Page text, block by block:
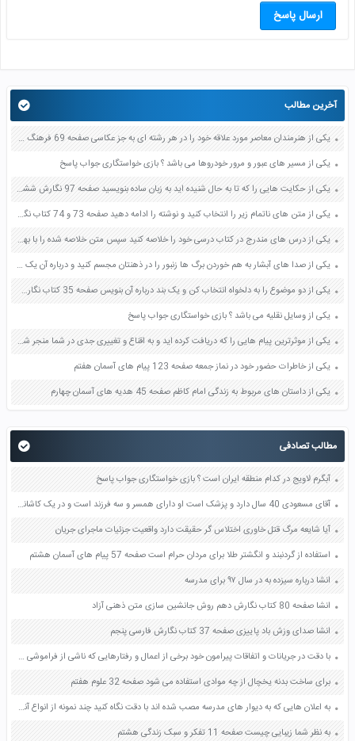
ارسال پاسخ
آخرین مطالب
یکی از هنرمندان معاصر مورد علاقه خود را در هر رشته ای به جز عکاسی صفحه 69 فرهنگ و هنر نهم
یکی از مسیر های عبور و مرور خودروها می باشد ؟ بازی خواستگاری جواب پاسخ
یکی از حکایت هایی را که تا به حال شنیده اید به زبان ساده بنویسید صفحه 97 نگارش ششم دبستان
یکی از متن های ناتمام زیر را انتخاب کنید و نوشته را ادامه دهید صفحه 73 و 74 کتاب نگارش فارسی پنجم دبستان
یکی از درس های مندرج در کتاب درسی خود را خلاصه کنید سپس متن خلاصه شده را با بهره گیری از روش های دسته بندی نمودار جدول نقشه مفهومی نشان دهید صفحه 118 نگارش یازدهم
یکی از صدا های آبشار به هم خوردن برگ ها زنبور را در ذهنتان مجسم کنید و درباره آن یک بند بنویسید صفحه 11 نگارش پنجم
یکی از دو موضوع را به دلخواه انتخاب کن و یک بند درباره آن بنویس صفحه 35 کتاب نگارش فارسی سوم
یکی از وسایل نقلیه می باشد ؟ بازی خواستگاری جواب پاسخ
یکی از موثرترین پیام هایی را که دریافت کرده اید و به اقناع و تغییری جدی در شما منجر شده است برسی کنید و علت این تاثیر گذاری قابل توجه را بنویسید صفحه 52 تفکر و سواد رسانه ای دهم
یکی از خاطرات حضور خود در نماز جمعه صفحه 123 پیام های آسمان هفتم
یکی از داستان های مربوط به زندگی امام کاظم صفحه 45 هدیه های آسمان چهارم
مطالب تصادفی
آبگرم لاویج در کدام منطقه ایران است ؟ بازی خواستگاری جواب پاسخ
آقای مسعودی 40 سال دارد و پزشک است او دارای همسر و سه فرزند است و در یک کاشانه آپارتمان زندگی می کند به نظر شما او در هریک از نقش های زیر چه مسئولیتی دارد صفحه 6 مطالعات اجتماعی هفتم
آیا شایعه مرگ قتل خاوری اختلاس گر حقیقت دارد واقعیت جزئیات ماجرای جریان
استفاده از گردنبند و انگشتر طلا برای مردان حرام است صفحه 57 پیام های آسمان هشتم
انشا درباره سیزده به در سال ۹۷ برای مدرسه
انشا صفحه 80 کتاب نگارش دهم روش جانشین سازی متن ذهنی آزاد
انشا صدای وزش باد پاییزی صفحه 37 کتاب نگارش فارسی پنجم
با دقت در جریانات و اتفاقات پیرامون خود برخی از اعمال و رفتارهایی که ناشی از فراموشی و غفلت از آخرت است را بیان کنید صفحه 45 دین و زندگی دهم
برای ساخت بدنه یخچال از چه موادی استفاده می شود صفحه 32 علوم هفتم
به اعلان هایی که به دیوار های مدرسه مصب شده اند با دقت نگاه کنید چند نمونه از انواع آنها را انتخاب و با هم کلاسی های خود درباره اعداف نوع و روش آنها گفت و گو کنید بیشترین تصویری که در اعلان ها به کاربرده می شوند با کدام روش و در چه اندازه ای تهیه شده اند صفحه 49 فرهنگ و هنر نهم
به نظر شما زیبایی چیست صفحه 11 تفکر و سبک زندگی هشتم